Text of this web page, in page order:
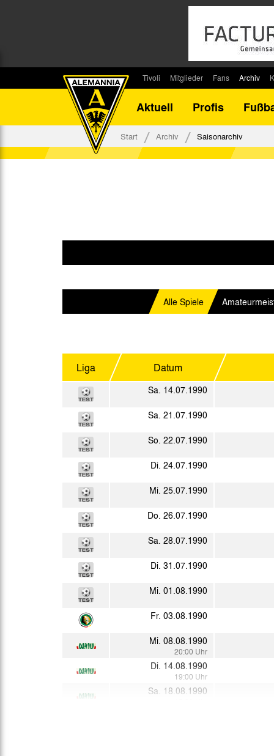
Tivoli
Stadionsprecher
Stadiongaststätte Klömpchensklub
Verbotene Symbolik am Tivoli
Mitglieder
Kontakt
Fans
Fanbeirat
Fan-Klubs
Archiv
Bilanz
Aktuell
Profis
Start Archiv Saisonarchiv
Alle Spiele
Liga Datum
Sa. 14.07.1990
Sa. 21.07.1990
So. 22.07.1990
Di. 24.07.1990
Mi. 25.07.1990
Do. 26.07.1990
Sa. 28.07.1990
Di. 31.07.1990
Mi. 01.08.1990
Fr. 03.08.1990
Mi. 08.08.1990
20:00 Uhr
Di. 14.08.1990
19:00 Uhr
Sa. 18.08.1990